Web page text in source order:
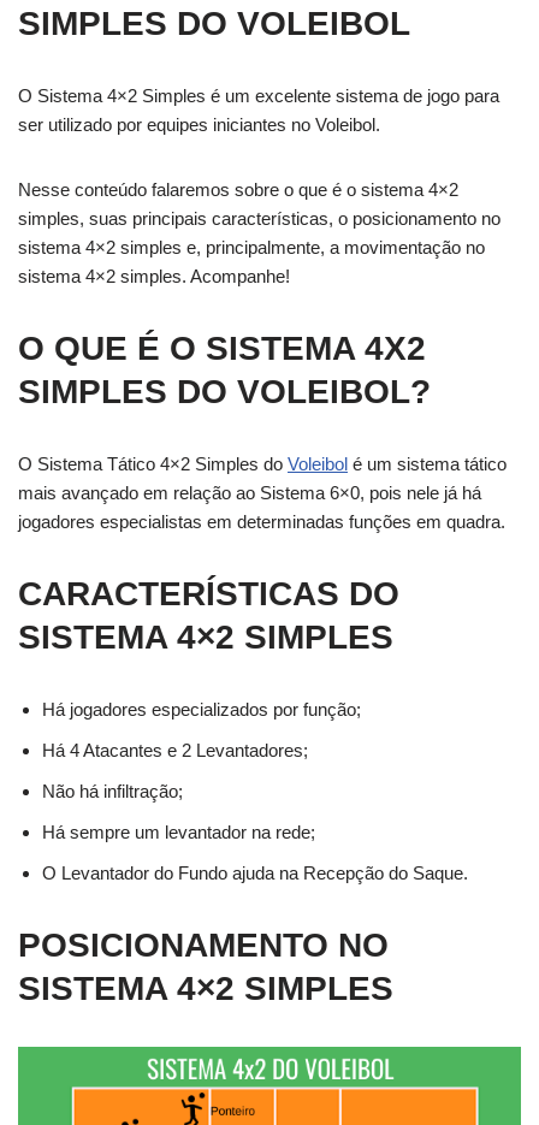
SIMPLES DO VOLEIBOL
O Sistema 4×2 Simples é um excelente sistema de jogo para
ser utilizado por equipes iniciantes no Voleibol.
Nesse conteúdo falaremos sobre o que é o sistema 4×2
simples, suas principais características, o posicionamento no
sistema 4×2 simples e, principalmente, a movimentação no
sistema 4×2 simples. Acompanhe!
O QUE É O SISTEMA 4X2
SIMPLES DO VOLEIBOL?
O Sistema Tático 4×2 Simples do Voleibol é um sistema tático
mais avançado em relação ao Sistema 6×0, pois nele já há
jogadores especialistas em determinadas funções em quadra.
CARACTERÍSTICAS DO
SISTEMA 4×2 SIMPLES
Há jogadores especializados por função;
Há 4 Atacantes e 2 Levantadores;
Não há infiltração;
Há sempre um levantador na rede;
O Levantador do Fundo ajuda na Recepção do Saque.
POSICIONAMENTO NO
SISTEMA 4×2 SIMPLES